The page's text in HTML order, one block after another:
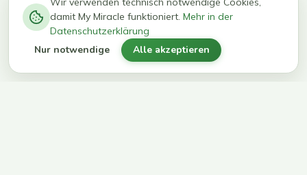
kg in 12
Wochen
erreichen
ihr Ziel
damit My Miracle funktioniert. Mehr in der
Datenschutzerklärung
Nur notwendige Alle akzeptieren